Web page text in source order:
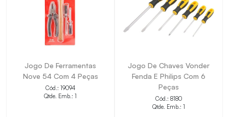
Quais os benefícios do ALICATE GEDORE 8350-3
MICRO ELETRÔNICO DE CORTE LATERAL FIO?
• Auxilia em instalações, manutenções e reposições
técnicas.
• Facilita a identificação das principais características
pelo título.
• Contribui para a padronização do cadastro de
Jogo De Ferramentas
Nove 54 Com 4 Peças
Cód.: 19094
Qtde. Emb.: 1
Jogo De Chaves Vonder
Fenda E Philips Com 6
Peças
Cód.: 8180
Qtde. Emb.: 1